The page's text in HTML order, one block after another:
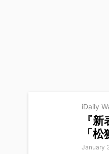
iDaily
『
「
January